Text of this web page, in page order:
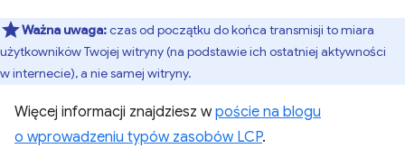
Ważna uwaga:czas od początku do końca transmisji to miara
użytkowników Twojej witryny (na podstawie ich ostatniej aktywności
w internecie), a nie samej witryny.
Więcej informacji znajdziesz wpoście na blogu
o wprowadzeniu typów zasobów LCP.